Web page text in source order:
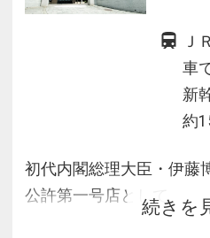
Ｊ
車
新
約
初代内閣総理大臣・伊藤
公許第一号店として
日清講和条約締結や将棋
続きを